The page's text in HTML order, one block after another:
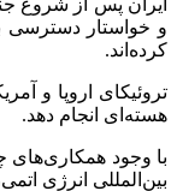
و خواستار دسترسی
کرده‌اند.
هسته‌ای انجام دهد.
با وجود همکاری‌های
بین‌المللی انرژی